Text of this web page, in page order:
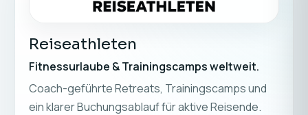
Reiseathleten
Fitnessurlaube & Trainingscamps weltweit.
Coach-geführte Retreats, Trainingscamps und
ein klarer Buchungsablauf für aktive Reisende.